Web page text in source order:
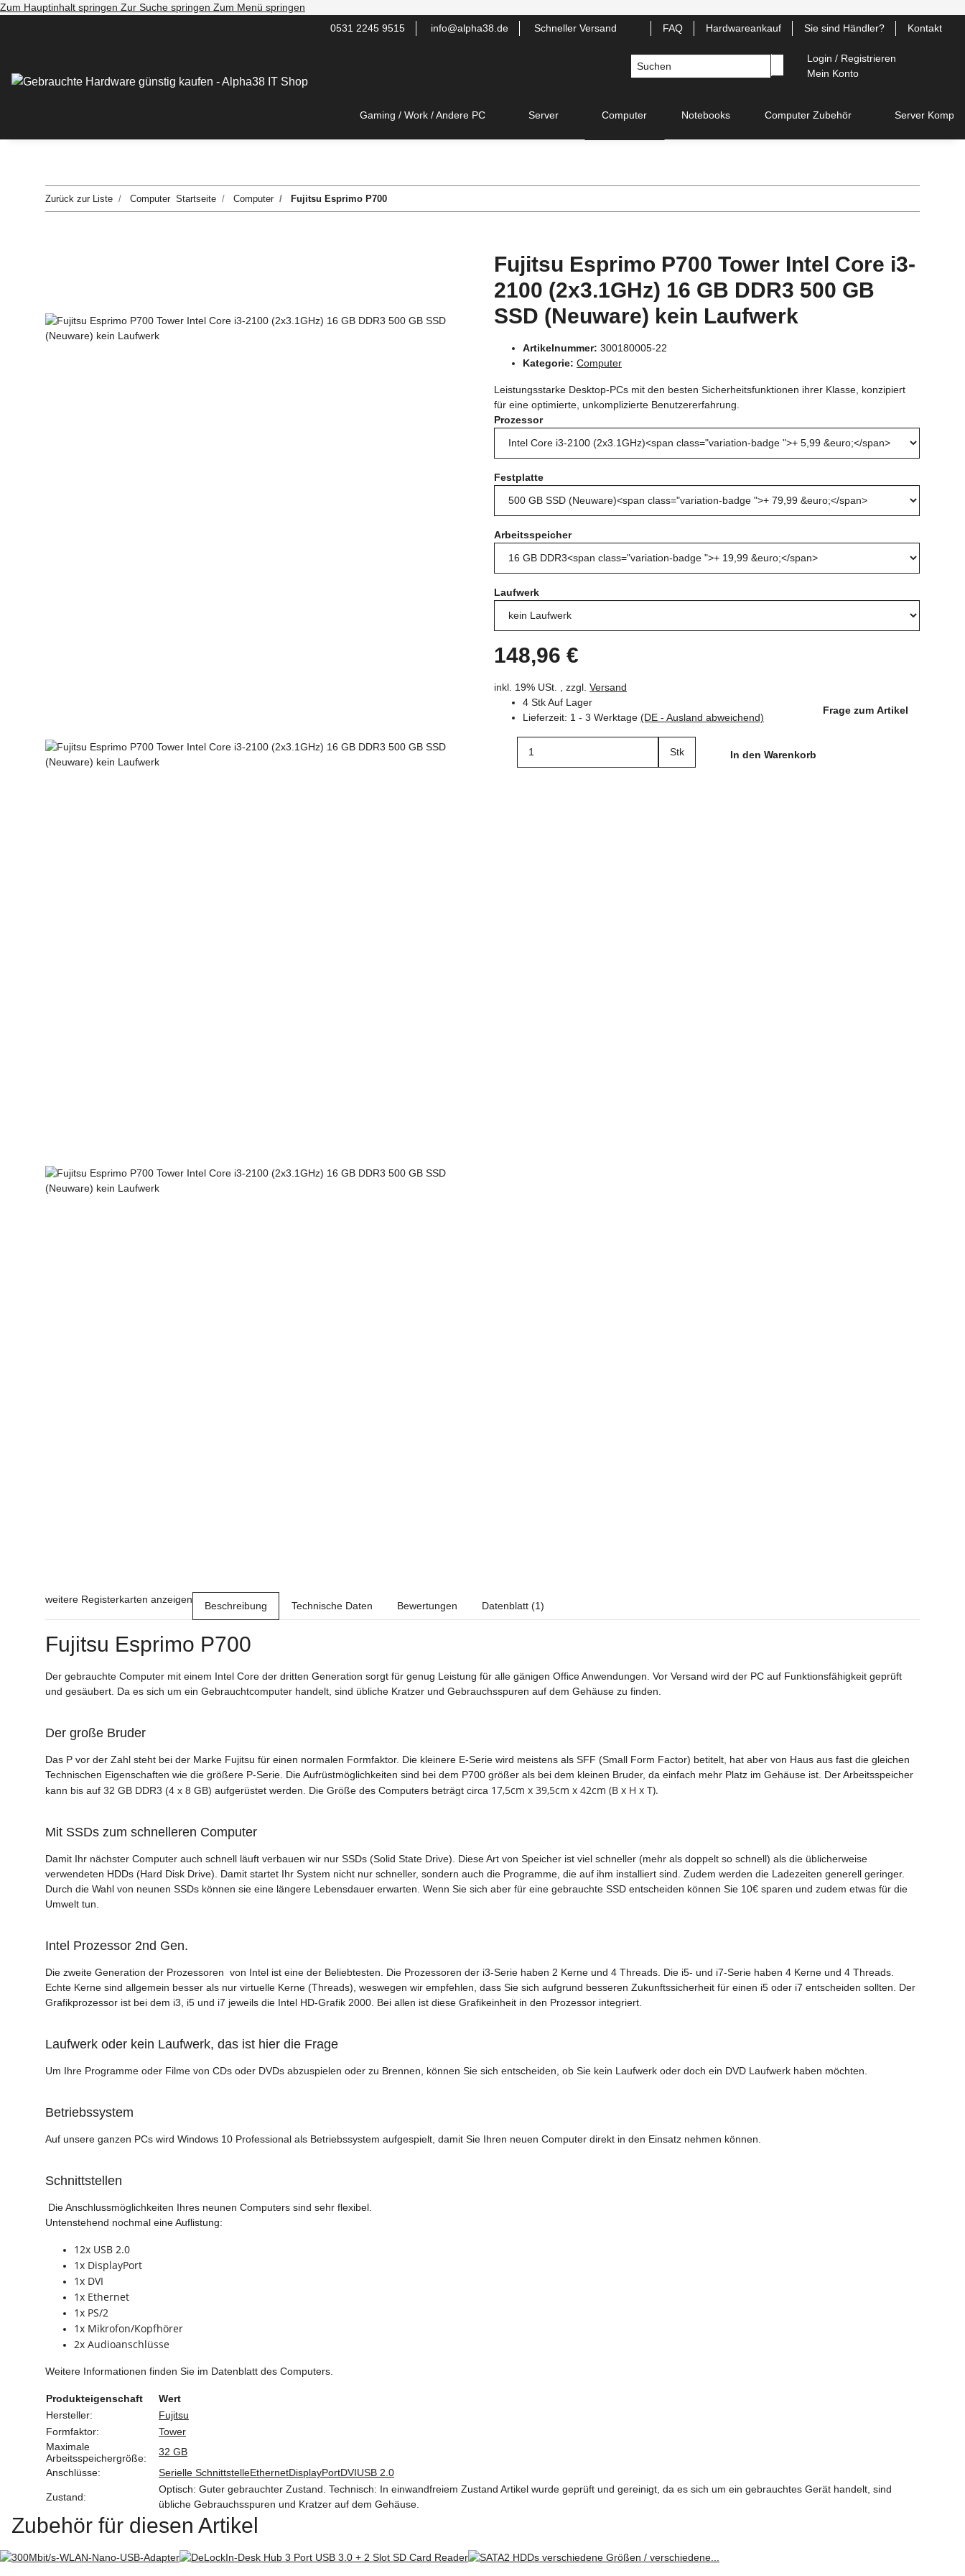
Zum Hauptinhalt springen Zur Suche springen Zum Menü springen
FAQ
Hardwareankauf Sie sind Händler? Kontakt
0531 2245 9515 info@alpha38.de Schneller Versand
Login / Registrieren
Mein Konto
Gaming / Work / Andere PC Server Computer Notebooks Computer Zubehör Server
Zurück zur Liste Computer Startseite Computer Fujitsu Esprimo P700
Fujitsu Esprimo P700 Tower Intel Core i3-
2100 (2x3.1GHz) 16 GB DDR3 500 GB
SSD (Neuware) kein Laufwerk
Artikelnummer: 300180005-22
Kategorie: Computer
Leistungsstarke Desktop-PCs mit den besten Sicherheitsfunktionen ihrer Klasse, konzipiert
für eine optimierte, unkomplizierte Benutzererfahrung.
Prozessor
Festplatte
Arbeitsspeicher
Laufwerk
148,96 €
inkl. 19% USt. , zzgl. Versand
4 Stk Auf Lager
Lieferzeit: 1 - 3 Werktage (DE - Ausland abweichend)
Frage zum Artikel
Stk In den Warenkorb
weitere Registerkarten anzeigen
Beschreibung Technische Daten Bewertungen Datenblatt (1)
Fujitsu Esprimo P700
Der gebrauchte Computer mit einem Intel Core der dritten Generation sorgt für genug Leistung für alle gänigen Office Anwendungen. Vor Versand wird der PC auf Funktionsfähigkeit geprüft
und gesäubert. Da es sich um ein Gebrauchtcomputer handelt, sind übliche Kratzer und Gebrauchsspuren auf dem Gehäuse zu finden.
Der große Bruder
Das P vor der Zahl steht bei der Marke Fujitsu für einen normalen Formfaktor. Die kleinere E-Serie wird meistens als SFF (Small Form Factor) betitelt, hat aber von Haus aus fast die gleichen
Technischen Eigenschaften wie die größere P-Serie. Die Aufrüstmöglichkeiten sind bei dem P700 größer als bei dem kleinen Bruder, da einfach mehr Platz im Gehäuse ist. Der Arbeitsspeicher
kann bis auf 32 GB DDR3 (4 x 8 GB) aufgerüstet werden. Die Größe des Computers beträgt circa 17,5cm x 39,5cm x 42cm (B x H x T).
Mit SSDs zum schnelleren Computer
Damit Ihr nächster Computer auch schnell läuft verbauen wir nur SSDs (Solid State Drive). Diese Art von Speicher ist viel schneller (mehr als doppelt so schnell) als die üblicherweise
verwendeten HDDs (Hard Disk Drive). Damit startet Ihr System nicht nur schneller, sondern auch die Programme, die auf ihm installiert sind. Zudem werden die Ladezeiten generell geringer.
Durch die Wahl von neunen SSDs können sie eine längere Lebensdauer erwarten. Wenn Sie sich aber für eine gebrauchte SSD entscheiden können Sie 10€ sparen und zudem etwas für die
Umwelt tun.
Intel Prozessor 2nd Gen.
Die zweite Generation der Prozessoren von Intel ist eine der Beliebtesten. Die Prozessoren der i3-Serie haben 2 Kerne und 4 Threads. Die i5- und i7-Serie haben 4 Kerne und 4 Threads.
Echte Kerne sind allgemein besser als nur virtuelle Kerne (Threads), weswegen wir empfehlen, dass Sie sich aufgrund besseren Zukunftssicherheit für einen i5 oder i7 entscheiden sollten. Der
Grafikprozessor ist bei dem i3, i5 und i7 jeweils die Intel HD-Grafik 2000. Bei allen ist diese Grafikeinheit in den Prozessor integriert.
Laufwerk oder kein Laufwerk, das ist hier die Frage
Um Ihre Programme oder Filme von CDs oder DVDs abzuspielen oder zu Brennen, können Sie sich entscheiden, ob Sie kein Laufwerk oder doch ein DVD Laufwerk haben möchten.
Betriebssystem
Auf unsere ganzen PCs wird Windows 10 Professional als Betriebssystem aufgespielt, damit Sie Ihren neuen Computer direkt in den Einsatz nehmen können.
Schnittstellen
Die Anschlussmöglichkeiten Ihres neunen Computers sind sehr flexibel.
Untenstehend nochmal eine Auflistung:
12x USB 2.0
1x DisplayPort
1x DVI
1x Ethernet
1x PS/2
1x Mikrofon/Kopfhörer
2x Audioanschlüsse
Weitere Informationen finden Sie im Datenblatt des Computers.
Produkteigenschaft
Wert
Hersteller:
Fujitsu
Formfaktor:
Tower
Maximale
Arbeitsspeichergröße:
32 GB
Anschlüsse:
Serielle SchnittstelleEthernetDisplayPortDVIUSB 2.0
Zustand:
Optisch: Guter gebrauchter Zustand. Technisch: In einwandfreiem Zustand Artikel wurde geprüft und gereinigt, da es sich um ein gebrauchtes Gerät handelt, sind
übliche Gebrauchsspuren und Kratzer auf dem Gehäuse.
Zubehör für diesen Artikel